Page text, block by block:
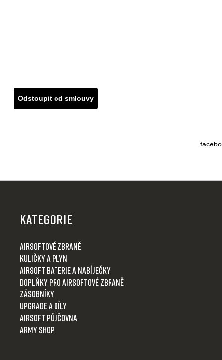
Odstoupit od smlouvy
KATEGORIE
Airsoftové zbraně
Kuličky a plyn
Airsoft baterie a nabíječky
Doplňky pro airsoftové zbraně
Zásobníky
Upgrade a díly
Airsoft půjčovna
Army shop